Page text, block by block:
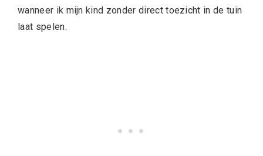
wanneer ik mijn kind zonder direct toezicht in de tuin
laat spelen.